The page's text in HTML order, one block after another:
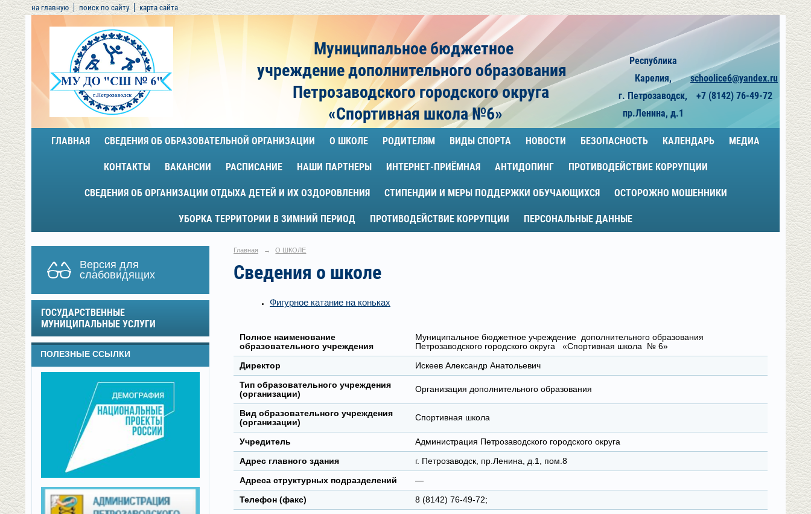
на главную поиск по сайту карта сайта
Муниципальное бюджетное
учреждениедополнительного образования
Петрозаводского городского округа
«Спортивная школа №6»
Республика
Карелия,
г. Петрозаводск,
пр.Ленина, д.1
schoolice6@yandex.ru
+7 (8142) 76-49-72
ГЛАВНАЯ СВЕДЕНИЯ ОБ ОБРАЗОВАТЕЛЬНОЙ ОРГАНИЗАЦИИ О ШКОЛЕ РОДИТЕЛЯМ ВИДЫ СПОРТА НОВОСТИ БЕЗОПАСНОСТЬ КАЛЕНДАРЬ МЕДИА
КОНТАКТЫ ВАКАНСИИ РАСПИСАНИЕ НАШИ ПАРТНЕРЫ ИНТЕРНЕТ-ПРИЁМНАЯ АНТИДОПИНГ ПРОТИВОДЕЙСТВИЕ КОРРУПЦИИ
СВЕДЕНИЯ ОБ ОРГАНИЗАЦИИ ОТДЫХА ДЕТЕЙ И ИХ ОЗДОРОВЛЕНИЯ СТИПЕНДИИ И МЕРЫ ПОДДЕРЖКИ ОБУЧАЮЩИХСЯ ОСТОРОЖНО МОШЕННИКИ
УБОРКА ТЕРРИТОРИИ В ЗИМНИЙ ПЕРИОД ПРОТИВОДЕЙСТВИЕ КОРРУПЦИИ ПЕРСОНАЛЬНЫЕ ДАННЫЕ
Версия для
слабовидящих
ГОСУДАРСТВЕННЫЕ
МУНИЦИПАЛЬНЫЕ УСЛУГИ
ПОЛЕЗНЫЕ ССЫЛКИ
Главная → О ШКОЛЕ
Сведения о школе
Фигурное катание на коньках
Полное наименование
образовательного учреждения
Муниципальное бюджетное учреждение дополнительного образования
Петрозаводского городского округа «Спортивная школа № 6»
Директор Искеев Александр Анатольевич
Тип образовательного учреждения
(организации)
Организация дополнительного образования
Вид образовательного учреждения
(организации)
Спортивная школа
Учредитель Администрация Петрозаводского городского округа
Адрес главного здания г. Петрозаводск, пр.Ленина, д.1, пом.8
Адреса структурных подразделений —
Телефон (факс) 8 (8142) 76-49-72;